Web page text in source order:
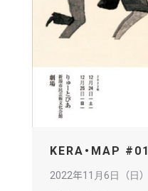
KERA・MAP
2022年11月6日（日